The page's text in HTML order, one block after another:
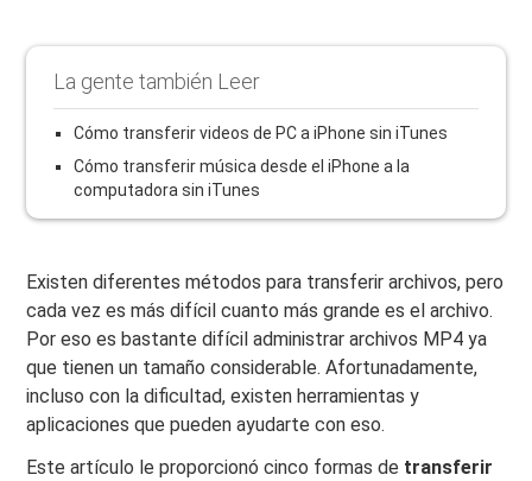
La gente también Leer
Cómo transferir videos de PC a iPhone sin iTunes
Cómo transferir música desde el iPhone a la
computadora sin iTunes
Existen diferentes métodos para transferir archivos, pero
cada vez es más difícil cuanto más grande es el archivo.
Por eso es bastante difícil administrar archivos MP4 ya
que tienen un tamaño considerable. Afortunadamente,
incluso con la dificultad, existen herramientas y
aplicaciones que pueden ayudarte con eso.
Este artículo le proporcionó cinco formas de transferir